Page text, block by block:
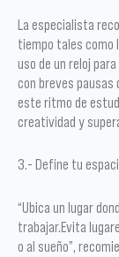
La especialista
tiempo tales como
uso de un reloj
con breves pausas
este ritmo de
creatividad y
3.- Define tu
“Ubica un lugar
trabajar.Evita
o al sueño”,